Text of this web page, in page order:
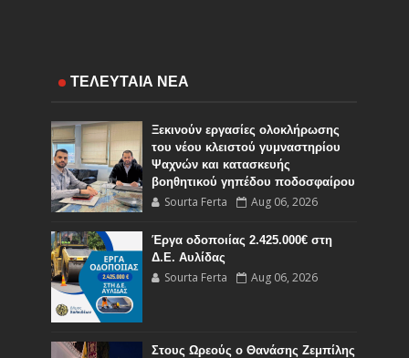
ΤΕΛΕΥΤΑΙΑ ΝΕΑ
Ξεκινούν εργασίες ολοκλήρωσης
του νέου κλειστού γυμναστηρίου
Ψαχνών και κατασκευής
βοηθητικού γηπέδου ποδοσφαίρου
Sourta Ferta Aug 06, 2026
Έργα οδοποιίας 2.425.000€ στη
Δ.Ε. Αυλίδας
Sourta Ferta Aug 06, 2026
Στους Ωρεούς ο Θανάσης Ζεμπίλης